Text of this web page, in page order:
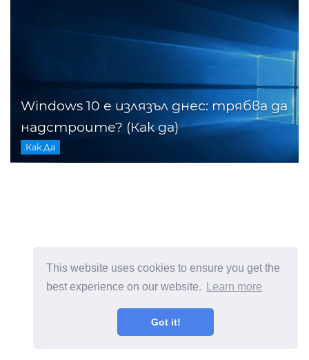
This website uses cookies to ensure you get the
best experience on our website.
Learn more
Got it!
Windows 10 е излязъл днес: трябва да
надстроите? (Как да)
Как Да